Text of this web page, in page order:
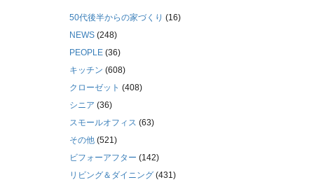
50代後半からの家づくり (16)
NEWS (248)
PEOPLE (36)
キッチン (608)
クローゼット (408)
シニア (36)
スモールオフィス (63)
その他 (521)
ビフォーアフター (142)
リビング＆ダイニング (431)